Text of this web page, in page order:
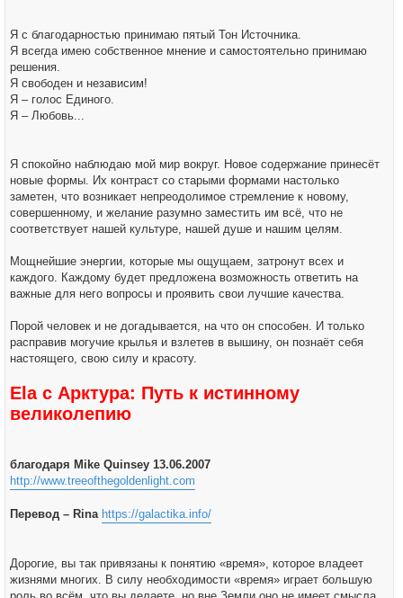
Я с благодарностью принимаю пятый Тон Источника.
Я всегда имею собственное мнение и самостоятельно принимаю
решения.
Я свободен и независим!
Я – голос Единого.
Я – Любовь...
Я спокойно наблюдаю мой мир вокруг. Новое содержание принесёт
новые формы. Их контраст со старыми формами настолько
заметен, что возникает непреодолимое стремление к новому,
совершенному, и желание разумно заместить им всё, что не
соответствует нашей культуре, нашей душе и нашим целям.
Мощнейшие энергии, которые мы ощущаем, затронут всех и
каждого. Каждому будет предложена возможность ответить на
важные для него вопросы и проявить свои лучшие качества.
Порой человек и не догадывается, на что он способен. И только
расправив могучие крылья и взлетев в вышину, он познаёт себя
настоящего, свою силу и красоту.
Ela с Арктура: Путь к истинному
великолепию
благодаря Mike Quinsey 13.06.2007
http://www.treeofthegoldenlight.com
Перевод – Rina https://galactika.info/
Дорогие, вы так привязаны к понятию «время», которое владеет
жизнями многих. В силу необходимости «время» играет большую